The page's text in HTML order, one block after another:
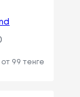
от 99 тенге